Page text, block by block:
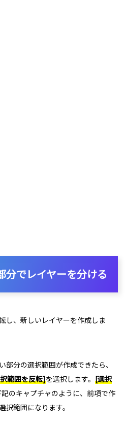
分でレイヤーを分ける
し、新しいレイヤーを作成しま
部分の選択範囲が作成できたら、
範囲を反転]を選択します。 [選択
のキャプチャのように、前項で作
範囲になります。